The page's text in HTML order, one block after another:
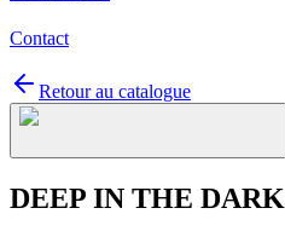
Contact
Retour au catalogue
DEEP IN THE DARK